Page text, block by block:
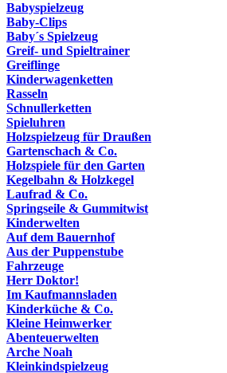
Babyspielzeug
Baby-Clips
Baby´s Spielzeug
Greif- und Spieltrainer
Greiflinge
Kinderwagenketten
Rasseln
Schnullerketten
Spieluhren
Holzspielzeug für Draußen
Gartenschach & Co.
Holzspiele für den Garten
Kegelbahn & Holzkegel
Laufrad & Co.
Springseile & Gummitwist
Kinderwelten
Auf dem Bauernhof
Aus der Puppenstube
Fahrzeuge
Herr Doktor!
Im Kaufmannsladen
Kinderküche & Co.
Kleine Heimwerker
Abenteuerwelten
Arche Noah
Kleinkindspielzeug